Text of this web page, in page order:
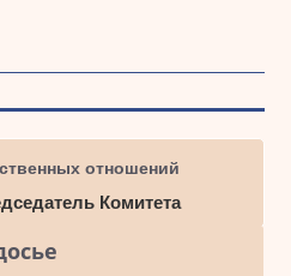
отношений
Комитета